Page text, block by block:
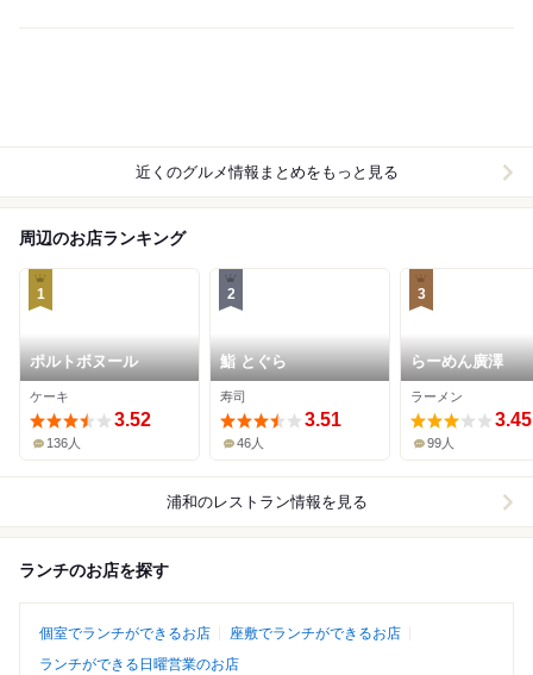
近くのグルメ情報まとめをもっと見る
周辺のお店ランキング
1
ポルトボヌール
ケーキ
3.52
136人
2
鮨 とぐら
寿司
3.51
46人
3
らーめん廣澤
ラーメン
3.45
99人
浦和のレストラン情報を見る
ランチのお店を探す
個室でランチができるお店
座敷でランチができるお店
ランチができる日曜営業のお店